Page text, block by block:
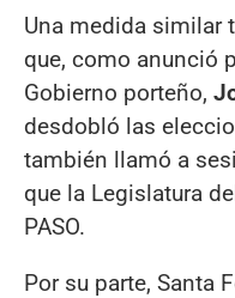
Una medida similar
que, como anunció
Gobierno porteño,
desdobló las
también llamó a
que la Legislatura
PASO.
Por su parte, Santa